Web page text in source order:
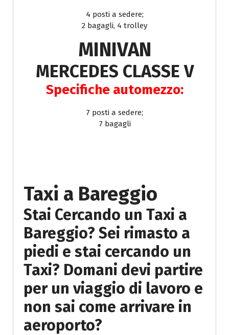
4 posti a sedere;
2 bagagli, 4 trolley
MINIVAN
MERCEDES CLASSE V
Specifiche automezzo:
7 posti a sedere;
7 bagagli
Taxi a Bareggio
Stai Cercando un Taxi a
Bareggio? Sei rimasto a
piedi e stai cercando un
Taxi? Domani devi partire
per un viaggio di lavoro e
non sai come arrivare in
aeroporto?